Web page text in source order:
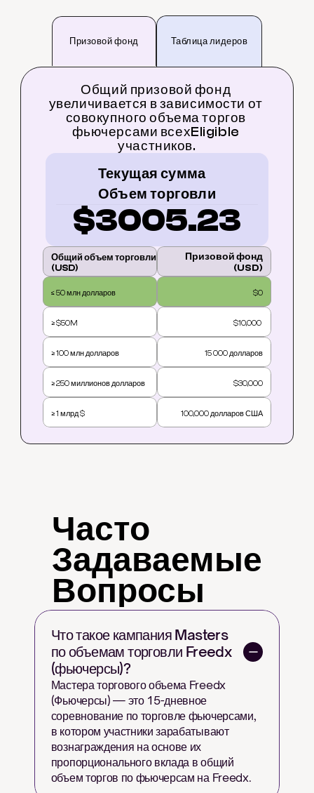
Призовой фонд Таблица лидеров
Общий призовой фонд
увеличивается в зависимости от
совокупного объема торгов
фьючерсами всехEligible
участников.
Текущая сумма
Объем торговли
$3005.23
Общий объем торговли
(USD)
Призовой фонд
(USD)
≤ 50 млн долларов $0
≥ $50M $10,000
≥ 100 млн долларов 15 000 долларов
≥ 250 миллионов долларов $30,000
≥ 1 млрд $ 100,000 долларов США
Часто
Задаваемые
Вопросы
Что такое кампания Masters
по объемам торговли Freedx
(фьючерсы)?
Мастера торгового объема Freedx
(Фьючерсы) — это 15-дневное
соревнование по торговле фьючерсами,
в котором участники зарабатывают
вознаграждения на основе их
пропорционального вклада в общий
объем торгов по фьючерсам на Freedx.